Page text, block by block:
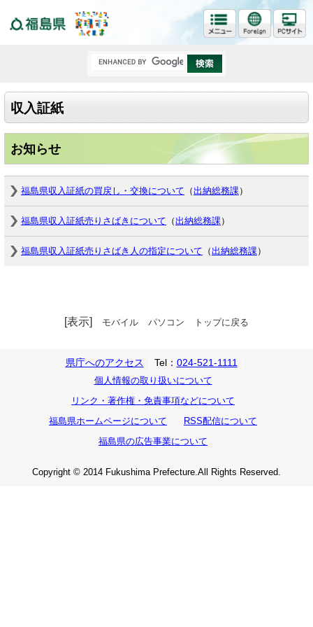
収入証紙
お知らせ
福島県収入証紙の買戻し・交換について （出納総務課）
福島県収入証紙売りさばきについて （出納総務課）
福島県収入証紙売りさばき人の指定について （出納総務課）
[表示] モバイル パソコン トップに戻る
県庁へのアクセス Tel： 024-521-1111
個人情報の取り扱いについて
リンク・著作権・免責事項などについて
福島県ホームページについて
RSS配信について
福島県の広告事業について
Copyright © 2014 Fukushima Prefecture.All Rights Reserved.